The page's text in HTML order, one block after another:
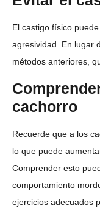
El castigo físico
agresividad. En lugar
métodos anteriores,
cachorro
Recuerde que a los
lo que puede
Comprender esto
comportamiento
ejercicios adecuados